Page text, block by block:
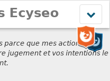
le
menu
Ecyseo
parce que mes actions sont
jugement et vos intentions le